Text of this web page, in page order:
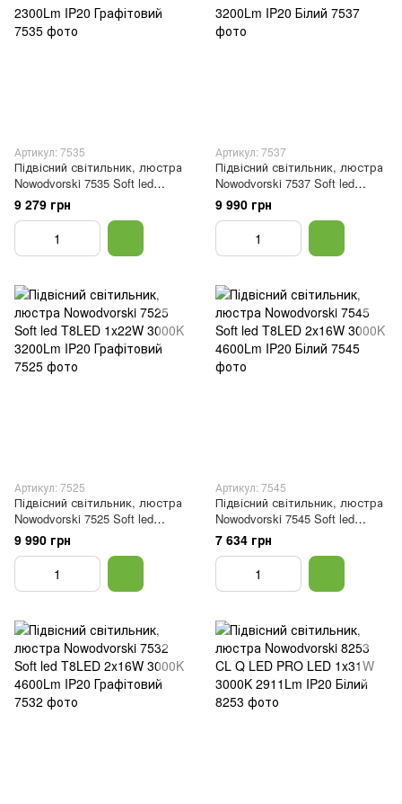
Артикул: 7535
Підвісний світильник, люстра
Nowodvorski 7535 Soft led
T8LED 1x16W 3000K 2300Lm
IP20 Графітовий
9 279 грн
Артикул: 7537
Підвісний світильник, люстра
Nowodvorski 7537 Soft led
T8LED 1x22W 3000K 3200Lm
IP20 Білий
9 990 грн
Артикул: 7525
Підвісний світильник, люстра
Nowodvorski 7525 Soft led
T8LED 1x22W 3000K 3200Lm
IP20 Графітовий
9 990 грн
Артикул: 7545
Підвісний світильник, люстра
Nowodvorski 7545 Soft led
T8LED 2x16W 3000K 4600Lm
IP20 Білий
7 634 грн